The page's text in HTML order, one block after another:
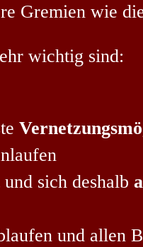
Gremien wie
wichtig sind:
sich deshalb
und allen